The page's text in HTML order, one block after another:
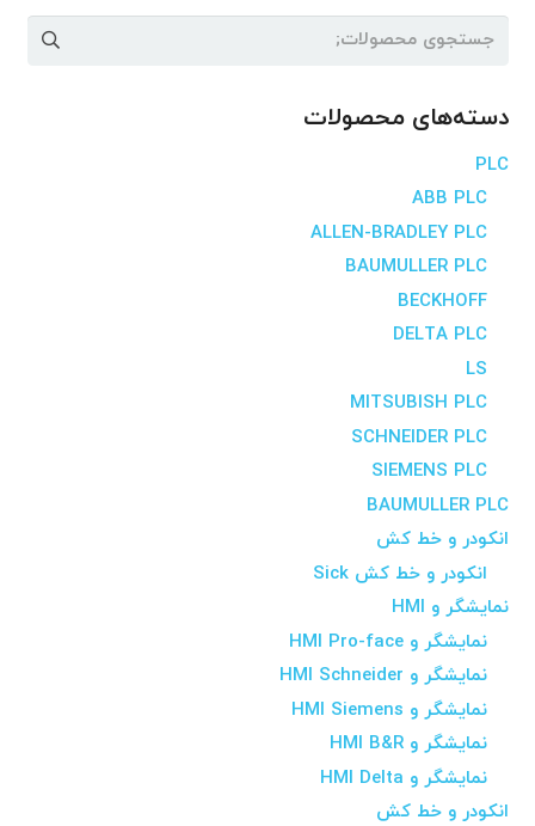
جستجو
دسته‌های محصولات
PLC
ABB PLC
ALLEN-BRADLEY PLC
BAUMULLER PLC
BECKHOFF
DELTA PLC
LS
MITSUBISH PLC
SCHNEIDER PLC
SIEMENS PLC
BAUMULLER PLC
انکودر و خط کش
انکودر و خط کش Sick
نمایشگر و HMI
نمایشگر و HMI Pro-face
نمایشگر و HMI Schneider
نمایشگر و HMI Siemens
نمایشگر و HMI B&R
نمایشگر و HMI Delta
انکودر و خط کش